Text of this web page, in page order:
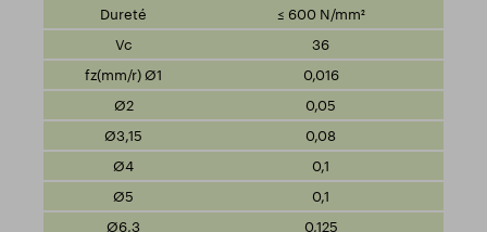
≤ 600 N/mm²
36
0,016
0,05
0,08
0,1
0,1
0,125